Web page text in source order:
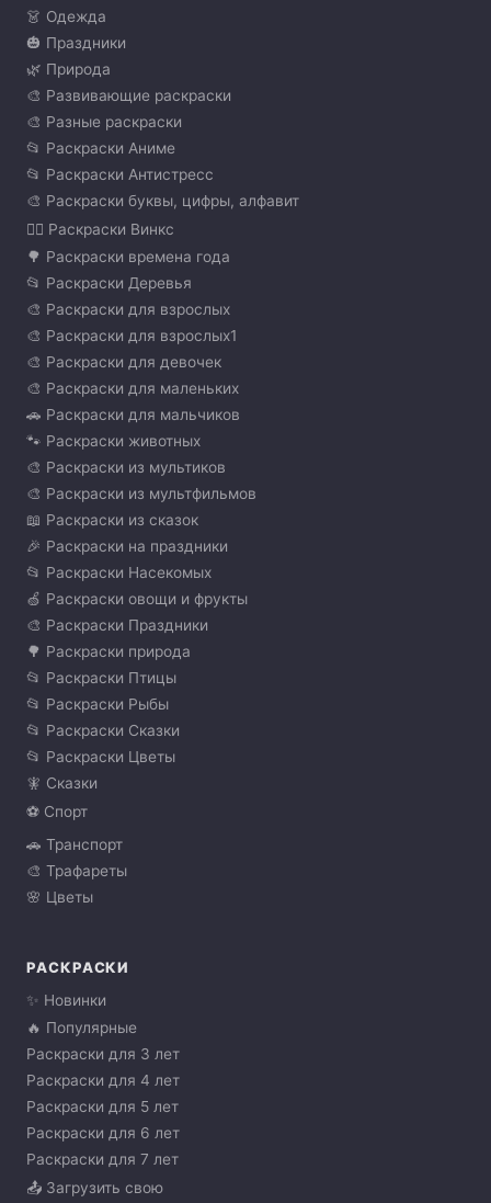
👗 Одежда
🎃 Праздники
🌿 Природа
🎨 Развивающие раскраски
🎨 Разные раскраски
📂 Раскраски Аниме
📂 Раскраски Антистресс
🎨 Раскраски буквы, цифры, алфавит
🧚‍♀️ Раскраски Винкс
🌳 Раскраски времена года
📂 Раскраски Деревья
🎨 Раскраски для взрослых
🎨 Раскраски для взрослых1
🎨 Раскраски для девочек
🎨 Раскраски для маленьких
🚗 Раскраски для мальчиков
🐾 Раскраски животных
🎨 Раскраски из мультиков
🎨 Раскраски из мультфильмов
📖 Раскраски из сказок
🎉 Раскраски на праздники
📂 Раскраски Насекомых
🍏 Раскраски овощи и фрукты
🎨 Раскраски Праздники
🌳 Раскраски природа
📂 Раскраски Птицы
📂 Раскраски Рыбы
📂 Раскраски Сказки
📂 Раскраски Цветы
🧚 Сказки
⚽ Спорт
🚗 Транспорт
🎨 Трафареты
🌸 Цветы
РАСКРАСКИ
✨ Новинки
🔥 Популярные
Раскраски для 3 лет
Раскраски для 4 лет
Раскраски для 5 лет
Раскраски для 6 лет
Раскраски для 7 лет
📤 Загрузить свою